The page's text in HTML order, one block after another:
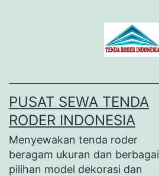
PUSAT SEWA TENDA
RODER INDONESIA
Menyewakan tenda roder
beragam ukuran dan berbagai
pilihan model dekorasi dan